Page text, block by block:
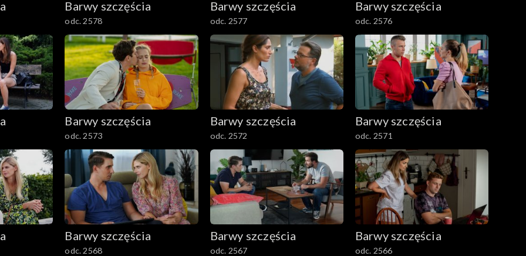
Barwy szczęścia
odc. 2578
Barwy szczęścia
odc. 2577
Barwy szczęścia
odc. 2576
Barwy szczęścia
odc. 2573
Barwy szczęścia
odc. 2572
Barwy szczęścia
odc. 2571
Barwy szczęścia
odc. 2568
Barwy szczęścia
odc. 2567
Barwy szczęścia
odc. 2566